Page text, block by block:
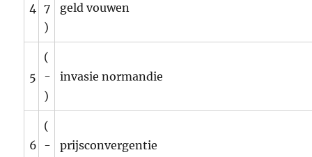
4 7
)
geld vouwen
5
(
-
)
invasie normandie
6
(
-
prijsconvergentie